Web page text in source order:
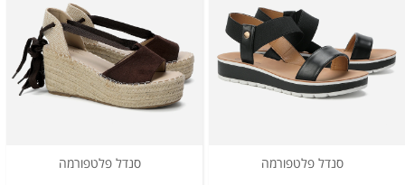
סנדל פלטפורמה סנדל פלטפורמה